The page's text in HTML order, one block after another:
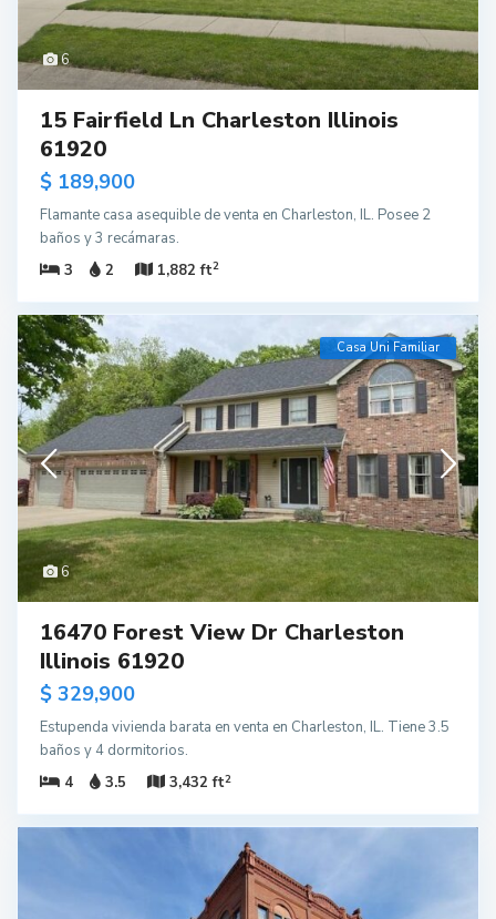
6
15 Fairfield Ln Charleston Illinois
61920
$ 189,900
Flamante casa asequible de venta en Charleston, IL. Posee 2
baños y 3 recámaras.
3
2 1,882 ft2
6
Casa Uni Familiar
16470 Forest View Dr Charleston
Illinois 61920
$ 329,900
Estupenda vivienda barata en venta en Charleston, IL. Tiene 3.5
baños y 4 dormitorios.
4
3.5 3,432 ft2